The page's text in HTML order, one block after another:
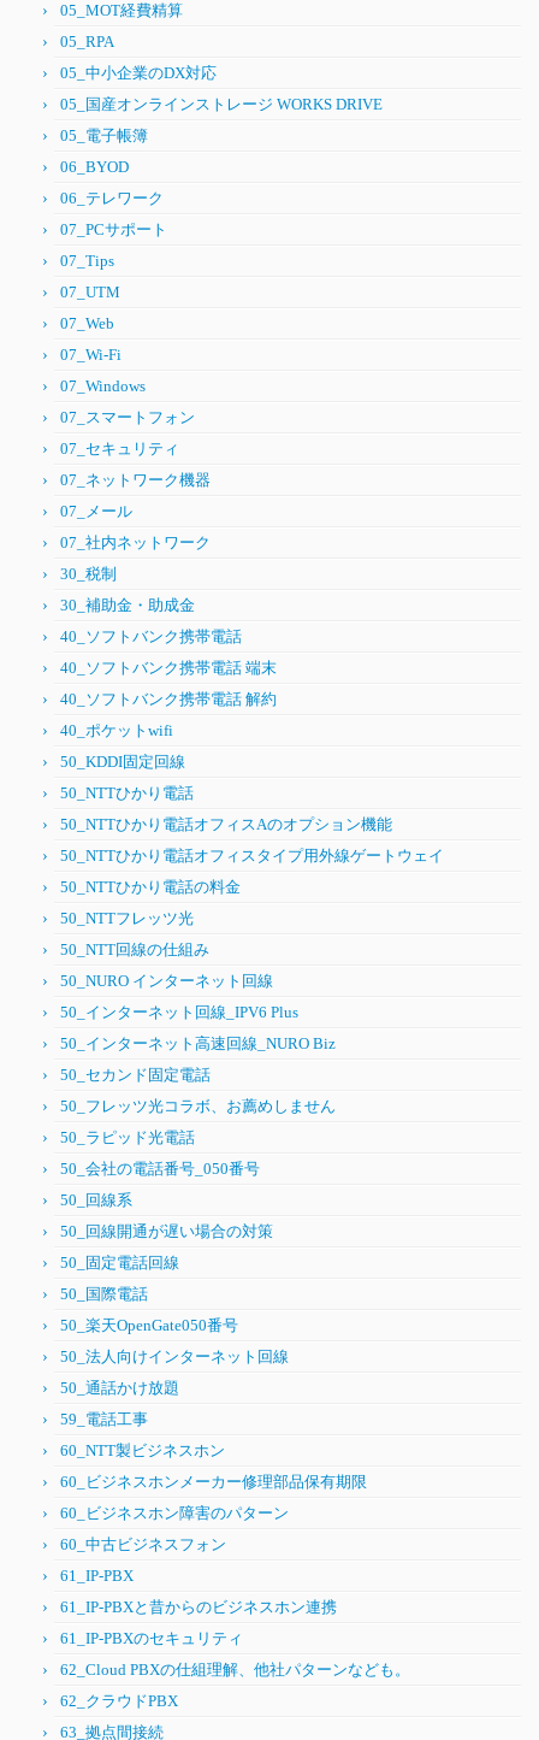
05_MOT経費精算
05_RPA
05_中小企業のDX対応
05_国産オンラインストレージ WORKS DRIVE
05_電子帳簿
06_BYOD
06_テレワーク
07_PCサポート
07_Tips
07_UTM
07_Web
07_Wi-Fi
07_Windows
07_スマートフォン
07_セキュリティ
07_ネットワーク機器
07_メール
07_社内ネットワーク
30_税制
30_補助金・助成金
40_ソフトバンク携帯電話
40_ソフトバンク携帯電話 端末
40_ソフトバンク携帯電話 解約
40_ポケットwifi
50_KDDI固定回線
50_NTTひかり電話
50_NTTひかり電話オフィスAのオプション機能
50_NTTひかり電話オフィスタイプ用外線ゲートウェイ
50_NTTひかり電話の料金
50_NTTフレッツ光
50_NTT回線の仕組み
50_NURO インターネット回線
50_インターネット回線_IPV6 Plus
50_インターネット高速回線_NURO Biz
50_セカンド固定電話
50_フレッツ光コラボ、お薦めしません
50_ラピッド光電話
50_会社の電話番号_050番号
50_回線系
50_回線開通が遅い場合の対策
50_固定電話回線
50_国際電話
50_楽天OpenGate050番号
50_法人向けインターネット回線
50_通話かけ放題
59_電話工事
60_NTT製ビジネスホン
60_ビジネスホンメーカー修理部品保有期限
60_ビジネスホン障害のパターン
60_中古ビジネスフォン
61_IP-PBX
61_IP-PBXと昔からのビジネスホン連携
61_IP-PBXのセキュリティ
62_Cloud PBXの仕組理解、他社パターンなども。
62_クラウドPBX
63_拠点間接続